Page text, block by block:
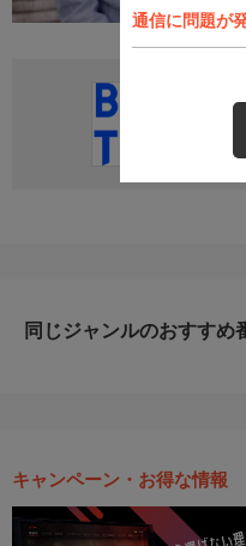
通信に問題が
直
同じジャンルのおすすめ
キャンペーン・お得な情報